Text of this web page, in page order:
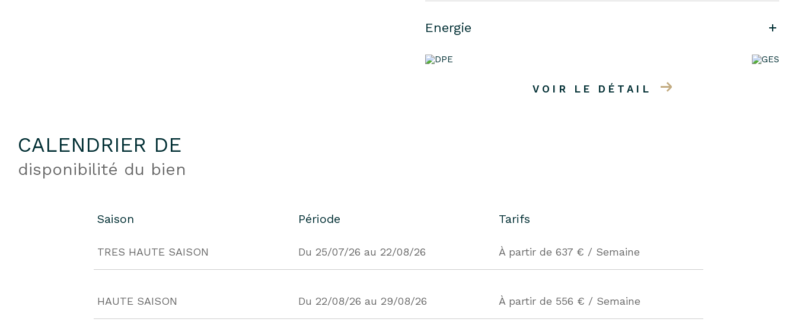
Energie
VOIR LE DÉTAIL
CALENDRIER DE
disponibilité du bien
Saison Période Tarifs
TRES HAUTE SAISON Du 25/07/26 au 22/08/26 À partir de 637 € / Semaine
HAUTE SAISON Du 22/08/26 au 29/08/26 À partir de 556 € / Semaine